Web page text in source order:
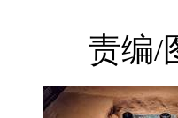
责编/